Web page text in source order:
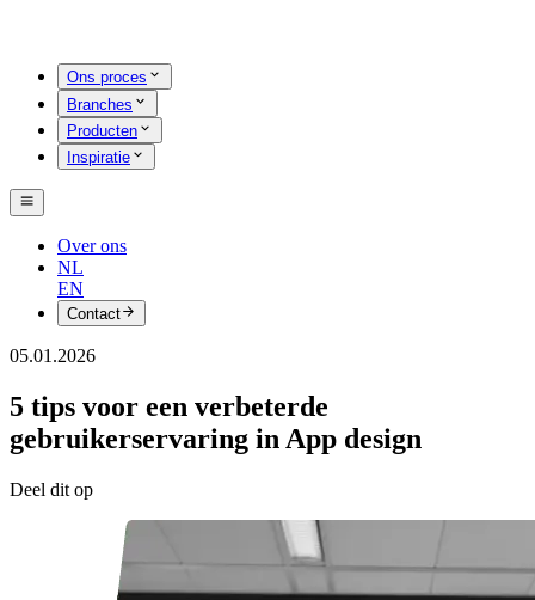
Ons proces
Branches
Producten
Inspiratie
Over ons
NL
EN
Contact
05.01.2026
5 tips voor een verbeterde
gebruikerservaring in App design
Deel dit op